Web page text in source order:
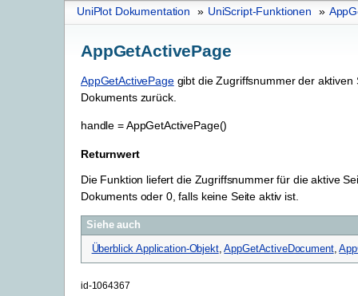
UniPlot Dokumentation » UniScript-Funktionen »
AppGetActivePage
AppGetActivePagegibt die Zugriffsnummer der aktiven
Dokuments zurück.
handle =AppGetActivePage()
Returnwert
Die Funktion liefert die Zugriffsnummer für die aktive
Dokuments oder 0, falls keine Seite aktiv ist.
Siehe auch
Überblick Application-Objekt,AppGetActiveDocument,
id-1064367